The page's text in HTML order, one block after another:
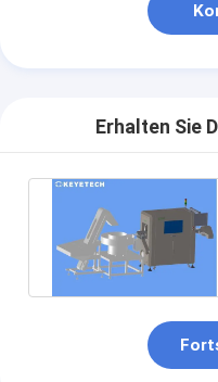
Erhalten Sie